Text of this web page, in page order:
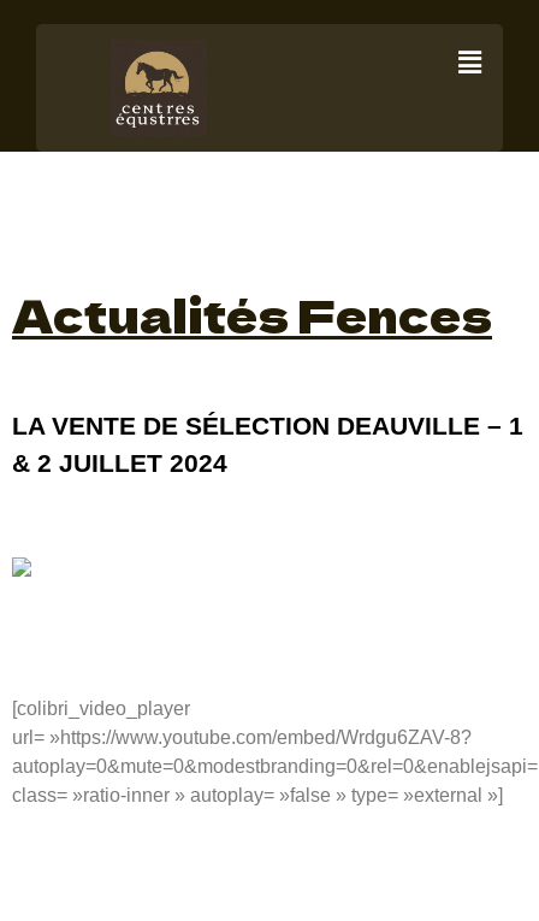
Ventes Fences
Actualités Fences
LA VENTE DE SÉLECTION DEAUVILLE – 1
& 2 JUILLET 2024
[colibri_video_player
url= »https://www.youtube.com/embed/Wrdgu6ZAV-8?
class= »ratio-inner » autoplay= »false » type= »external »]